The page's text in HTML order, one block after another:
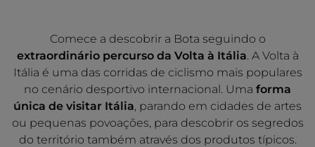
Comece a descobrir a Bota seguindo o
extraordinário percurso da Volta à Itália. A Volta à
Itália é uma das corridas de ciclismo mais populares
no cenário desportivo internacional. Uma forma
única de visitar Itália, parando em cidades de artes
ou pequenas povoações, para descobrir os segredos
do território também através dos produtos típicos.